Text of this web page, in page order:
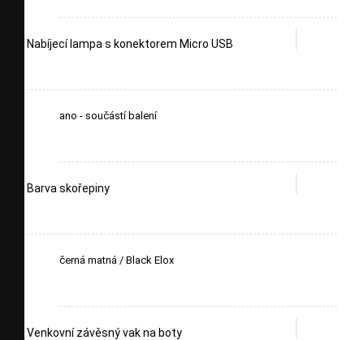
Nabíjecí lampa s konektorem Micro USB
ano - součástí balení
Barva skořepiny
černá matná / Black Elox
Venkovní závěsný vak na boty